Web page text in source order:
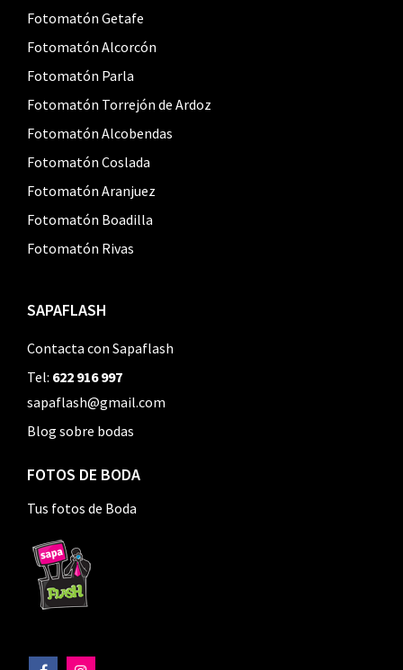
Fotomatón Getafe
Fotomatón Alcorcón
Fotomatón Parla
Fotomatón Torrejón de Ardoz
Fotomatón Alcobendas
Fotomatón Coslada
Fotomatón Aranjuez
Fotomatón Boadilla
Fotomatón Rivas
SAPAFLASH
Contacta con Sapaflash
Tel: 622 916 997
sapaflash@gmail.com
Blog sobre bodas
FOTOS DE BODA
Tus fotos de Boda